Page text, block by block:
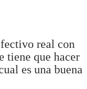
real con
tiene que hacer
es una buena